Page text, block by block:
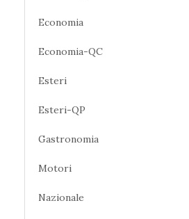
Economia
Economia-QC
Esteri
Esteri-QP
Gastronomia
Motori
Nazionale